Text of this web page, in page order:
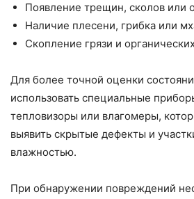
Появление трещин, сколов или
Наличие плесени, грибка или
Скопление грязи и
Для более точной оценки
использовать специальные
тепловизоры или влагомеры,
выявить скрытые дефекты и
влажностью.
При обнаружении повреждений